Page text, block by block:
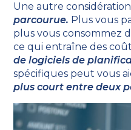
Une autre
parcourue. Plus vous
plus vous consommez
ce qui entraîne des
de logiciels de
spécifiques peut vous
plus court entre deux